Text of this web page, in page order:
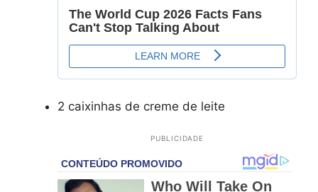
2 caixinhas de creme de leite
PUBLICIDADE